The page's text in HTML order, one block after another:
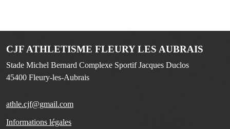
CJF ATHLETISME FLEURY LES AUBRAIS
Stade Michel Bernard Complexe Sportif Jacques Duclos
45400 Fleury-les-Aubrais
athle.cjf@gmail.com
Informations légales